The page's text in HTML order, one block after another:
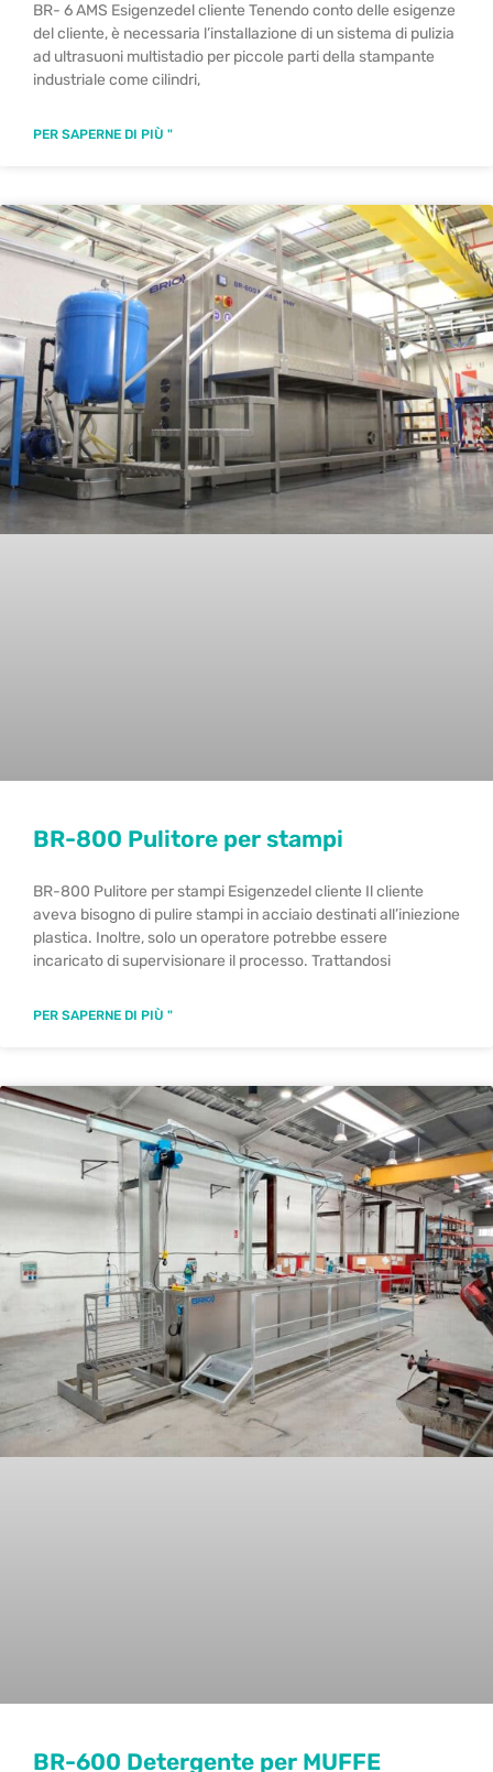
BR- 6 AMS Esigenzedel cliente Tenendo conto delle esigenze
del cliente, è necessaria l’installazione di un sistema di pulizia
ad ultrasuoni multistadio per piccole parti della stampante
industriale come cilindri,
PER SAPERNE DI PIÙ "
BR-800 Pulitore per stampi
BR-800 Pulitore per stampi Esigenzedel cliente Il cliente
aveva bisogno di pulire stampi in acciaio destinati all’iniezione
plastica. Inoltre, solo un operatore potrebbe essere
incaricato di supervisionare il processo. Trattandosi
PER SAPERNE DI PIÙ "
BR-600 Detergente per MUFFE